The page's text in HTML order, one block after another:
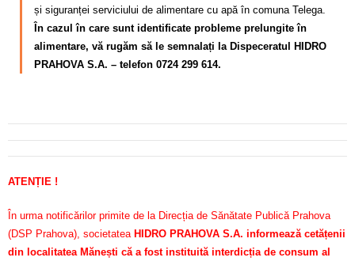
și siguranței serviciului de alimentare cu apă în comuna Telega.
În cazul în care sunt identificate probleme prelungite în
alimentare, vă rugăm să le semnalați la Dispeceratul HIDRO
PRAHOVA S.A. – telefon 0724 299 614.
ATENȚIE !
În urma notificărilor primite de la Direcția de Sănătate Publică Prahova
(DSP Prahova), societatea HIDRO PRAHOVA S.A. informează cetățenii
din localitatea Mănești că a fost instituită interdicția de consum al